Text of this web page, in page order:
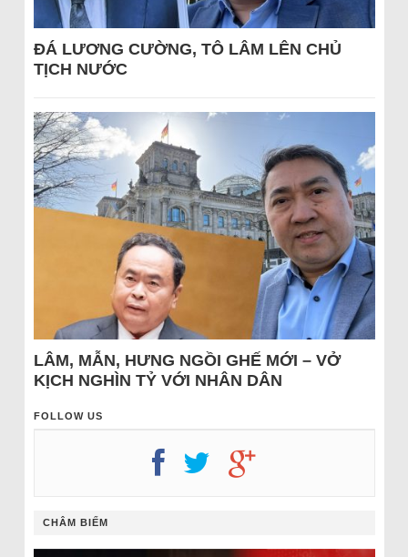
ĐÁ LƯƠNG CƯỜNG, TÔ LÂM LÊN CHỦ
TỊCH NƯỚC
LÂM, MẪN, HƯNG NGỒI GHẾ MỚI – VỞ
KỊCH NGHÌN TỶ VỚI NHÂN DÂN
FOLLOW US
CHÂM BIẾM